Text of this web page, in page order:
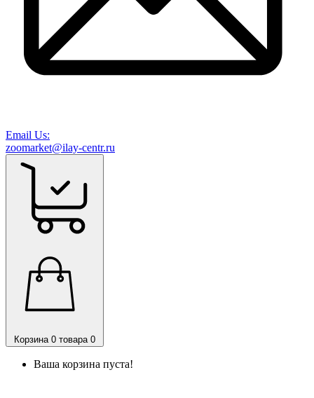
Email Us:
zoomarket@ilay-centr.ru
Корзина 0 товара 0
Ваша корзина пуста!